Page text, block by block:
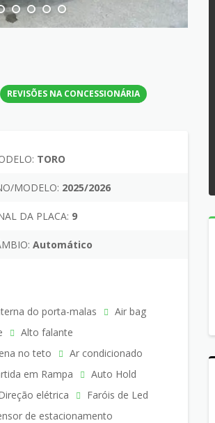
REVISÕES NA CONCESSIONÁRIA
TORO
MODELO: 2025/2026
DA PLACA: 9
Automático
do porta-malas
Air bag
Alto falante
no teto
Ar condicionado
em Rampa
Auto Hold
elétrica
Faróis de Led
de estacionamento